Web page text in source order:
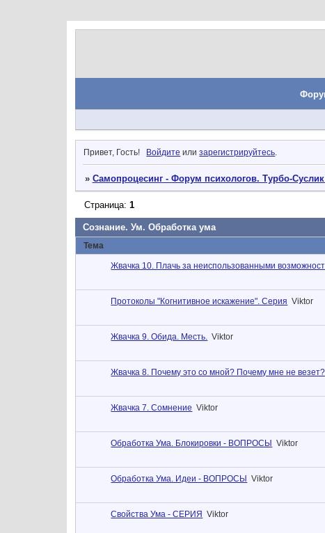
Привет, Гость! Войдите илизарегистрируйтесь
» Самопроцесинг - Форум психологов. Турбо-
Сознание. Ум. Обработка ума
Страница: 1
Тема
Жвачка 10. Плачь за неиспользованными
Протоколы "Когнитивное искажение". Серия Viktor
Жвачка 9. Обида. Месть. Viktor
Жвачка 8. Почему это со мной? Почему мне не везет?
Жвачка 7. Сомнение Viktor
Обработка Ума. Блокировки - ВОПРОСЫ Viktor
Обработка Ума. Идеи - ВОПРОСЫ Viktor
Свойства Ума - СЕРИЯ Viktor